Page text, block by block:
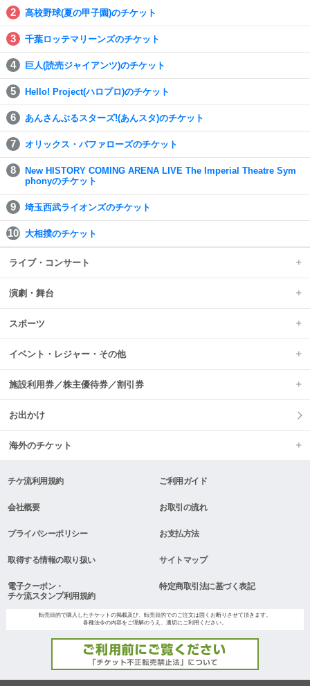
高校野球(夏の甲子園)のチケット
千葉ロッテマリーンズのチケット
巨人(読売ジャイアンツ)のチケット
Hello! Project(ハロプロ)のチケット
あんさんぶるスターズ!(あんスタ)のチケット
オリックス・バファローズのチケット
New HISTORY COMING ARENA LIVE The Imperial Theatre Sym
phonyのチケット
埼玉西武ライオンズのチケット
大相撲のチケット
ライブ・コンサート
演劇・舞台
スポーツ
イベント・レジャー・その他
施設利用券／株主優待券／割引券
お出かけ
海外のチケット
チケ流利用規約 ご利用ガイド
会社概要 お取引の流れ
プライバシーポリシー お支払方法
取得する情報の取り扱い サイトマップ
電子クーポン・
チケ流スタンプ利用規約
特定商取引法に基づく表記
転売目的で購入したチケットの掲載及び、転売目的でのご注文は固くお断りさせて頂きます。
各種法令の内容をご理解のうえ、適切にご利用ください。